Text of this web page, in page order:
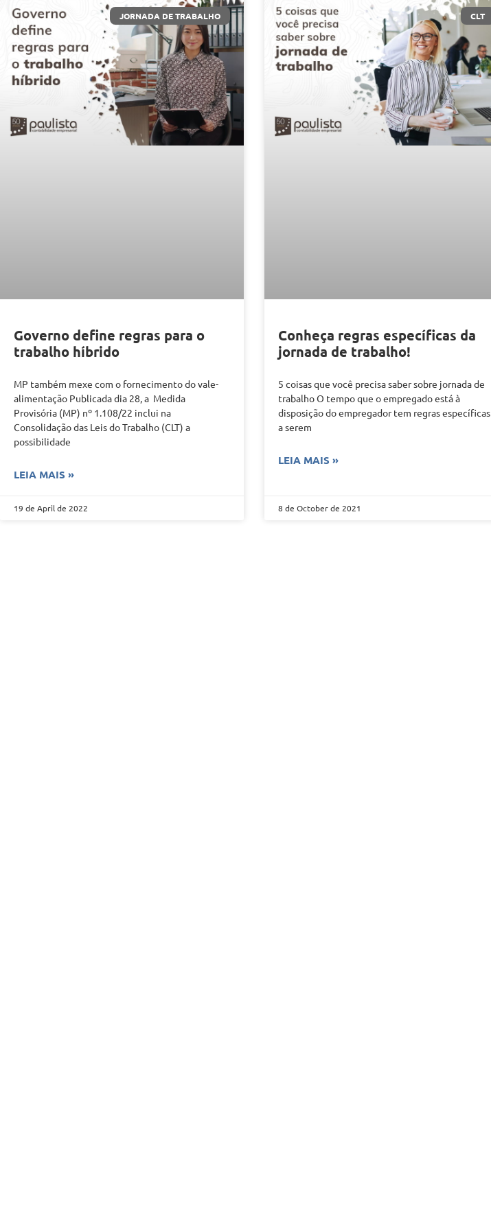
JORNADA DE TRABALHO
Governo define regras para o
trabalho híbrido
MP também mexe com o fornecimento do vale-
alimentação Publicada dia 28, a Medida
Provisória (MP) nº 1.108/22 inclui na
Consolidação das Leis do Trabalho (CLT) a
possibilidade
LEIA MAIS »
19 de April de 2022
CLT
Conheça regras específicas da
jornada de trabalho!
5 coisas que você precisa saber sobre jornada de
trabalho O tempo que o empregado está à
disposição do empregador tem regras específicas
a serem
LEIA MAIS »
8 de October de 2021